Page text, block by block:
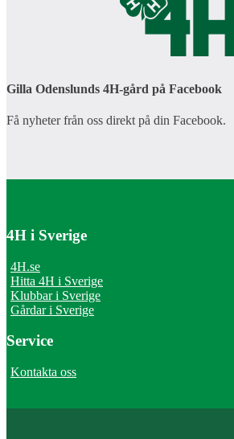
Gilla Odenslunds 4H-gård på Facebook
Få nyheter från oss direkt på din Facebook.
4H i Sverige
4H.se
Hitta 4H i Sverige
Klubbar i Sverige
Gårdar i Sverige
Service
Kontakta oss